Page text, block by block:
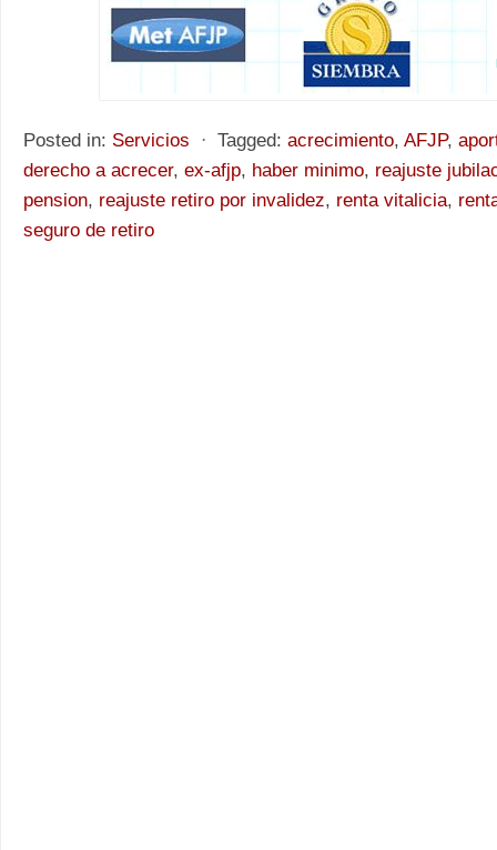
Posted in: Servicios ⋅ Tagged: acrecimiento, AFJP,
derecho a acrecer, ex-afjp, haber minimo, reajuste
pension, reajuste retiro por invalidez, renta vitalicia,
seguro de retiro